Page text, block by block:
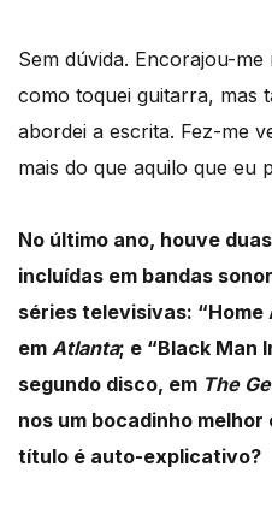
Sem dúvida. Encorajou-
como toquei guitarra, mas
abordei a escrita. Fez-me
mais do que aquilo que eu
No último ano, houve
incluídas em bandas
séries televisivas: “Home
em Atlanta; e “Black Man
segundo disco, em The
nos um bocadinho
título é auto-explicativo?